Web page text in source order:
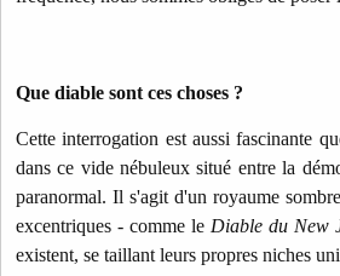
Que diable sont ces choses ?
Cette interrogation est aussi fascinante
dans ce vide nébuleux situé entre la
paranormal. Il s'agit d'un royaume
excentriques - comme le Diable du New
existent, se taillant leurs propres niches